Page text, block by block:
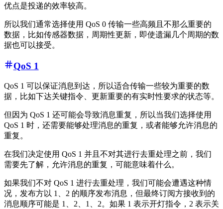
优点是投递的效率较高。
所以我们通常选择使用 QoS 0 传输一些高频且不那么重要的
数据，比如传感器数据，周期性更新，即使遗漏几个周期的数
据也可以接受。
QoS 1
QoS 1 可以保证消息到达，所以适合传输一些较为重要的数
据，比如下达关键指令、更新重要的有实时性要求的状态等。
但因为 QoS 1 还可能会导致消息重复，所以当我们选择使用
QoS 1 时，还需要能够处理消息的重复，或者能够允许消息的
重复。
在我们决定使用 QoS 1 并且不对其进行去重处理之前，我们
需要先了解，允许消息的重复，可能意味着什么。
如果我们不对 QoS 1 进行去重处理，我们可能会遭遇这种情
况，发布方以 1、2 的顺序发布消息，但最终订阅方接收到的
消息顺序可能是 1、2、1、2。如果 1 表示开灯指令，2 表示关